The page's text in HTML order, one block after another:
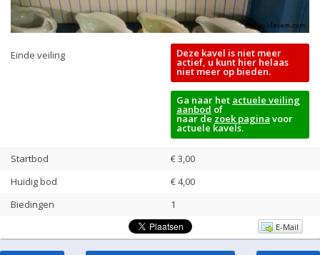
Einde veiling Deze kavel is niet meer
actief, u kunt hier helaas
niet meer op bieden.
Ga naar het actuele veiling
aanbod of
naar de zoek pagina voor
actuele kavels.
Startbod
€ 3,00
Huidig bod
€4,00
Biedingen
1
E-Mail